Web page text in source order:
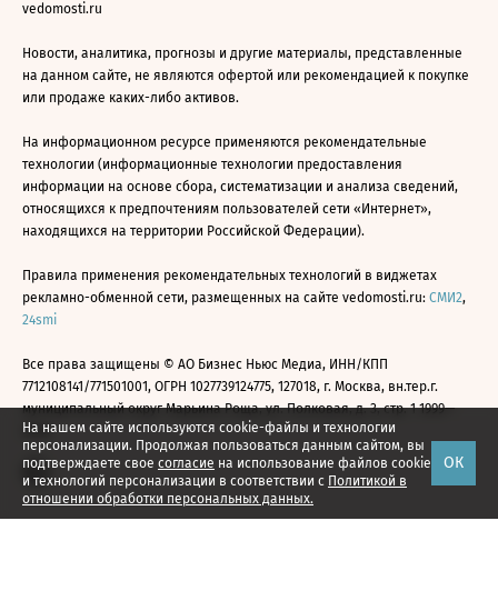
На нашем сайте используются cookie-файлы и технологии
персонализации. Продолжая пользоваться данным сайтом, вы
подтверждаете свое согласие на использование файлов cookie
и технологий персонализации в соответствии с Политикой в
отношении обработки персональных данных.
ОК
vedomosti.ru
Новости, аналитика, прогнозы и другие материалы, представленные
на данном сайте, не являются офертой или рекомендацией к покупке
или продаже каких-либо активов.
На информационном ресурсе применяются рекомендательные
технологии (информационные технологии предоставления
информации на основе сбора, систематизации и анализа сведений,
относящихся к предпочтениям пользователей сети «Интернет»,
находящихся на территории Российской Федерации).
Правила применения рекомендательных технологий в виджетах
рекламно-обменной сети, размещенных на сайте vedomosti.ru: СМИ2,
24smi
Все права защищены © АО Бизнес Ньюс Медиа, ИНН/КПП
7712108141/771501001, ОГРН 1027739124775, 127018, г. Москва, вн.тер.г.
муниципальный округ Марьина Роща, ул. Полковая, д. 3, стр. 1 1999—
2026